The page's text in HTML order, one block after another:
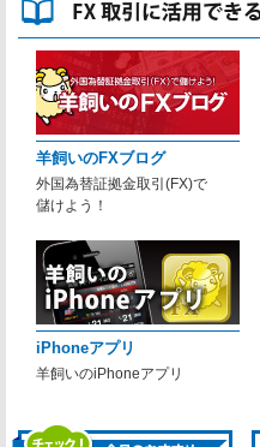
羊飼いのFXブログ
外国為替証拠金取引(FX)で
儲けよう！
iPhoneアプリ
羊飼いのiPhoneアプリ